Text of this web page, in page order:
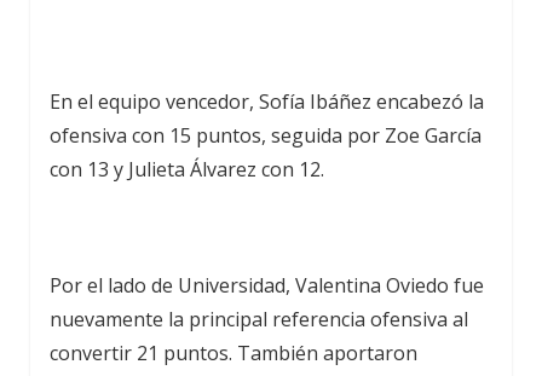
En el equipo vencedor, Sofía Ibáñez encabezó la
ofensiva con 15 puntos, seguida por Zoe García
con 13 y Julieta Álvarez con 12.
Por el lado de Universidad, Valentina Oviedo fue
nuevamente la principal referencia ofensiva al
convertir 21 puntos. También aportaron